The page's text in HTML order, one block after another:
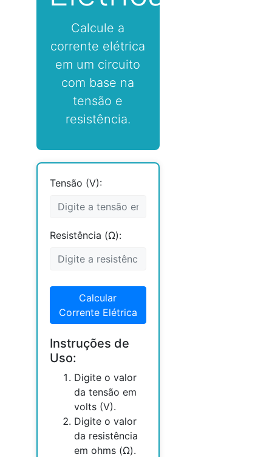
Calcule a
corrente elétrica
em um circuito
com base na
tensão e
resistência.
Tensão (V):
Resistência (Ω):
Calcular
Corrente Elétrica
Instruções de
Uso:
Digite o valor
da tensão em
volts (V).
Digite o valor
da resistência
em ohms (Ω).